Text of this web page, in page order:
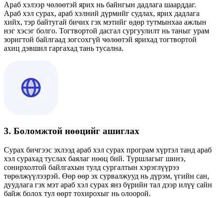
Араб хэлээр чөлөөтэй ярих нь байнгын дадлага шаарддаг.
Араб хэл сурах, араб хэлний дүрмийг судлах, ярих дадлага
хийх, тэр байтугай бичих гэх мэтийг өдөр тутмынхаа ажлын
нэг хэсэг болго. Тогтвортой дасгал сургуулилт нь таныг урам
зоригтой байлгаад зогсохгүй чөлөөтэй ярихад тогтвортой
ахиц дэвшил гаргахад тань тусална.
3. Боломжтой нөөцийг ашиглах
Сурах бичгээс эхлээд араб хэл сурах програм хүртэл танд араб
хэл сурахад туслах баялаг нөөц бий. Туршлагыг шинэ,
сонирхолтой байлгахын тулд сургалтын хэрэглүүрээ
төрөлжүүлээрэй. Өөр өөр эх сурвалжууд нь дүрэм, үгийн сан,
дуудлага гэх мэт араб хэл сурах янз бүрийн тал дээр илүү сайн
байж болох тул өөрт тохирохыг нь олоорой.